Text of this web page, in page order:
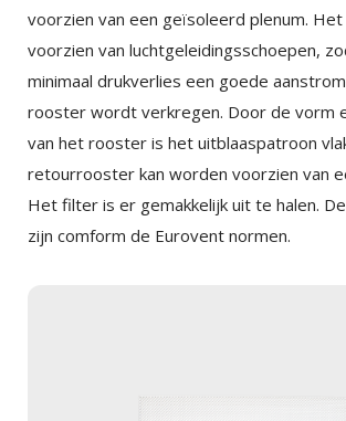
voorzien van een geïsoleerd plenum. Het
voorzien van luchtgeleidingsschoepen,
minimaal drukverlies een goede
rooster wordt verkregen. Door de vorm
van het rooster is het uitblaaspatroon
retourrooster kan worden voorzien van
Het filter is er gemakkelijk uit te halen.
zijn comform de Eurovent normen.